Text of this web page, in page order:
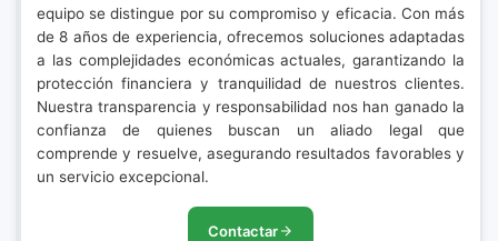
equipo se distingue por su compromiso y eficacia. Con más
de 8 años de experiencia, ofrecemos soluciones adaptadas
a las complejidades económicas actuales, garantizando la
protección financiera y tranquilidad de nuestros clientes.
Nuestra transparencia y responsabilidad nos han ganado la
confianza de quienes buscan un aliado legal que
comprende y resuelve, asegurando resultados favorables y
un servicio excepcional.
Contactar